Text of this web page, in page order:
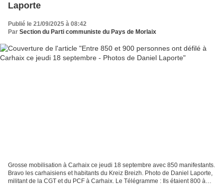
Laporte
Publié le 21/09/2025 à 08:42
Par Section du Parti communiste du Pays de Morlaix
Grosse mobilisation à Carhaix ce jeudi 18 septembre avec 850 manifestants.
Bravo les carhaisiens et habitants du Kreiz Breizh. Photo de Daniel Laporte,
militant de la CGT et du PCF à Carhaix. Le Télégramme : Ils étaient 800 à